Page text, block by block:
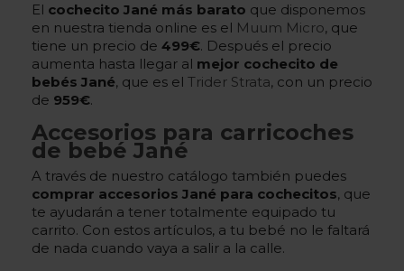
El cochecito Jané más barato que disponemos
en nuestra tienda online es el Muum Micro, que
tiene un precio de 499€. Después el precio
aumenta hasta llegar al mejor cochecito de
bebés Jané, que es el Trider Strata, con un precio
de 959€.
Accesorios para carricoches
de bebé Jané
A través de nuestro catálogo también puedes
comprar accesorios Jané para cochecitos, que
te ayudarán a tener totalmente equipado tu
carrito. Con estos artículos, a tu bebé no le faltará
de nada cuando vaya a salir a la calle.